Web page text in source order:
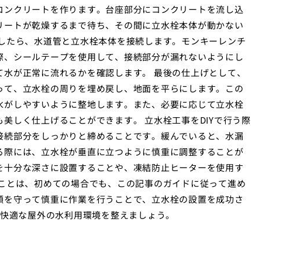
クリートを作ります。台座部分にコンクリートを流し込
トが乾燥するまで待ち、その間に立水栓本体が動かない
ら、水道管と立水栓本体を接続します。モンキーレンチ
シールテープを使用して、接続部分が漏れないようにし
が正常に流れるかを確認します。 最後の仕上げとして、
、立水栓の周りを埋め戻し、地面を平らにします。この
しやすいように整地します。また、必要に応じて立水栓
しく仕上げることができます。 立水栓工事をDIYで行う際
部分をしっかりと締めることです。緩んでいると、水漏
には、立水栓が垂直に立つように慎重に調整することが
分な深さに設置することや、凍結防止ヒーターを使用す
は、初めての場合でも、この記事のガイドに従って進め
守って慎重に作業を行うことで、立水栓の設置を成功さ
適な屋外の水利用環境を整えましょう。